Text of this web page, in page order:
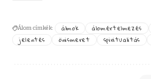
Álom címkék: álmok álomértelmezés
jelentés
önismeret spiritualitás